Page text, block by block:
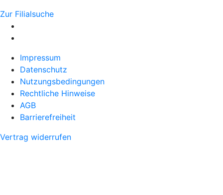
Zur Filialsuche
Impressum
Datenschutz
Nutzungsbedingungen
Rechtliche Hinweise
AGB
Barrierefreiheit
Vertrag widerrufen